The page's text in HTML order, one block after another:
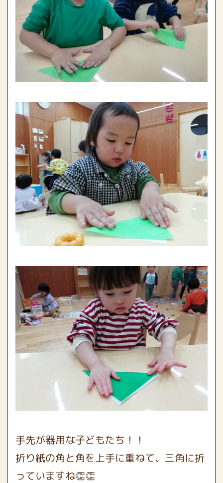
手先が器用な子どもたち！！
折り紙の角と角を上手に重ねて、三角に折
っていますね👏👏